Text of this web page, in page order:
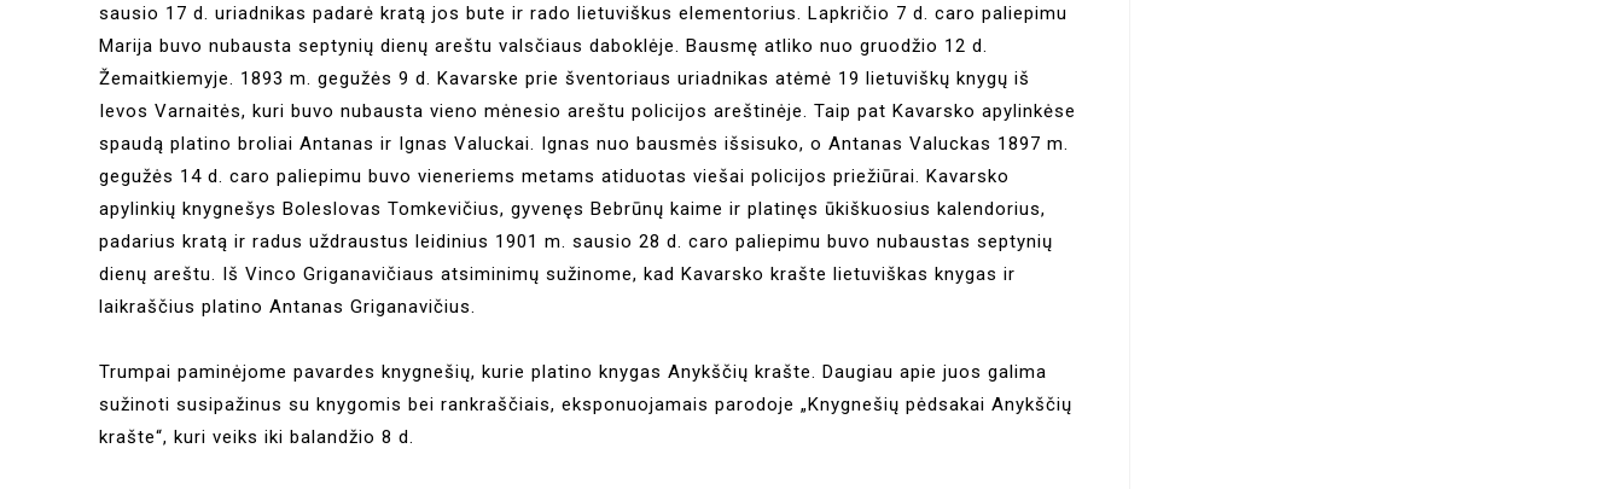
sausio 17 d. uriadnikas padarė kratą jos bute ir rado lietuviškus elementorius. Lapkričio 7 d. caro paliepimu
Marija buvo nubausta septynių dienų areštu valsčiaus daboklėje. Bausmę atliko nuo gruodžio 12 d.
Žemaitkiemyje. 1893 m. gegužės 9 d. Kavarske prie šventoriaus uriadnikas atėmė 19 lietuviškų knygų iš
Ievos Varnaitės, kuri buvo nubausta vieno mėnesio areštu policijos areštinėje. Taip pat Kavarsko apylinkėse
spaudą platino broliai Antanas ir Ignas Valuckai. Ignas nuo bausmės išsisuko, o Antanas Valuckas 1897 m.
gegužės 14 d. caro paliepimu buvo vieneriems metams atiduotas viešai policijos priežiūrai. Kavarsko
apylinkių knygnešys Boleslovas Tomkevičius, gyvenęs Bebrūnų kaime ir platinęs ūkiškuosius kalendorius,
padarius kratą ir radus uždraustus leidinius 1901 m. sausio 28 d. caro paliepimu buvo nubaustas septynių
dienų areštu. Iš Vinco Griganavičiaus atsiminimų sužinome, kad Kavarsko krašte lietuviškas knygas ir
laikraščius platino Antanas Griganavičius.
Trumpai paminėjome pavardes knygnešių, kurie platino knygas Anykščių krašte. Daugiau apie juos galima
sužinoti susipažinus su knygomis bei rankraščiais, eksponuojamais parodoje „Knygnešių pėdsakai Anykščių
krašte“, kuri veiks iki balandžio 8 d.